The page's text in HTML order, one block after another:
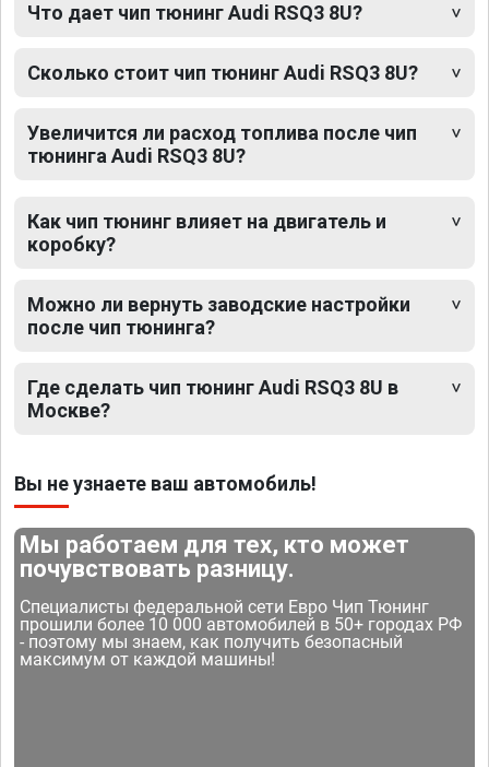
Что дает чип тюнинг Audi RSQ3 8U?
Сколько стоит чип тюнинг Audi RSQ3 8U?
Увеличится ли расход топлива после чип
тюнинга Audi RSQ3 8U?
Как чип тюнинг влияет на двигатель и
коробку?
Можно ли вернуть заводские настройки
после чип тюнинга?
Где сделать чип тюнинг Audi RSQ3 8U в
Москве?
Вы не узнаете ваш автомобиль!
Мы работаем для тех, кто может
почувствовать разницу.
Специалисты федеральной сети Евро Чип Тюнинг
прошили более 10 000 автомобилей в 50+ городах РФ
- поэтому мы знаем, как получить безопасный
максимум от каждой машины!